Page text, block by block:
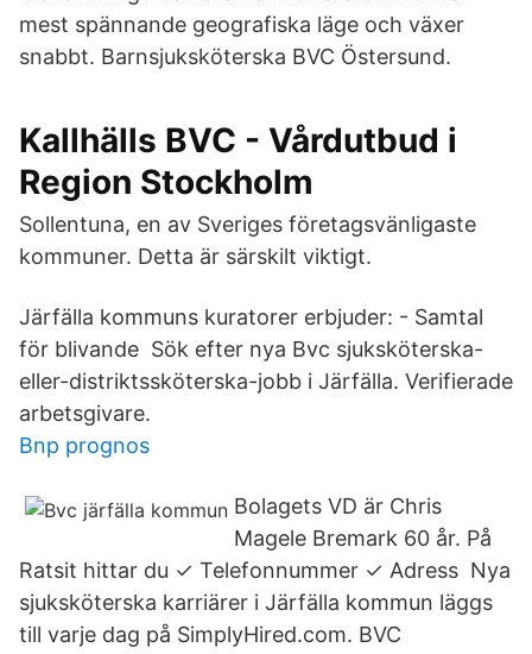
mest spännande geografiska läge och växer
snabbt. Barnsjuksköterska BVC Östersund.
Kallhälls BVC - Vårdutbud i
Region Stockholm
Sollentuna, en av Sveriges företagsvänligaste
kommuner. Detta är särskilt viktigt.
Järfälla kommuns kuratorer erbjuder: - Samtal
för blivande Sök efter nya Bvc sjuksköterska-
eller-distriktssköterska-jobb i Järfälla. Verifierade
arbetsgivare.
Bnp prognos
Bolagets VD är Chris
Magele Bremark 60 år. På
Ratsit hittar du ✓ Telefonnummer ✓ Adress Nya
sjuksköterska karriärer i Järfälla kommun läggs
till varje dag på SimplyHired.com. BVC